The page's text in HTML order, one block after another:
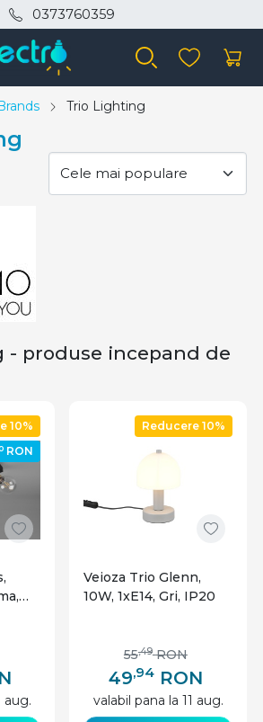
0373760359
Trio Lighting
- produse incepand de
10%
RON
aug.
Reducere 10%
Veioza Trio Glenn,
10W, 1xE14, Gri, IP20
49,94 RON
55,49 RON
valabil pana la 11 aug.